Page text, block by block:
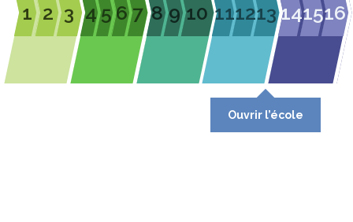
1 2 3 4 567 8 9 10 111213
Ouvrir l’école
141516